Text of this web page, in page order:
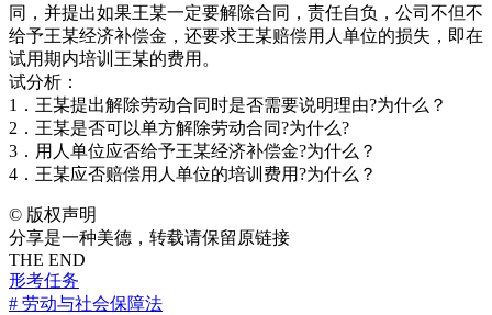
同，并提出如果王某一定要解除合同，责任自负，公司不但不
给予王某经济补偿金，还要求王某赔偿用人单位的损失，即在
试用期内培训王某的费用。
试分析：
1．王某提出解除劳动合同时是否需要说明理由?为什么？
2．王某是否可以单方解除劳动合同?为什么?
3．用人单位应否给予王某经济补偿金?为什么？
4．王某应否赔偿用人单位的培训费用?为什么？
© 版权声明
分享是一种美德，转载请保留原链接
THE END
形考任务
# 劳动与社会保障法